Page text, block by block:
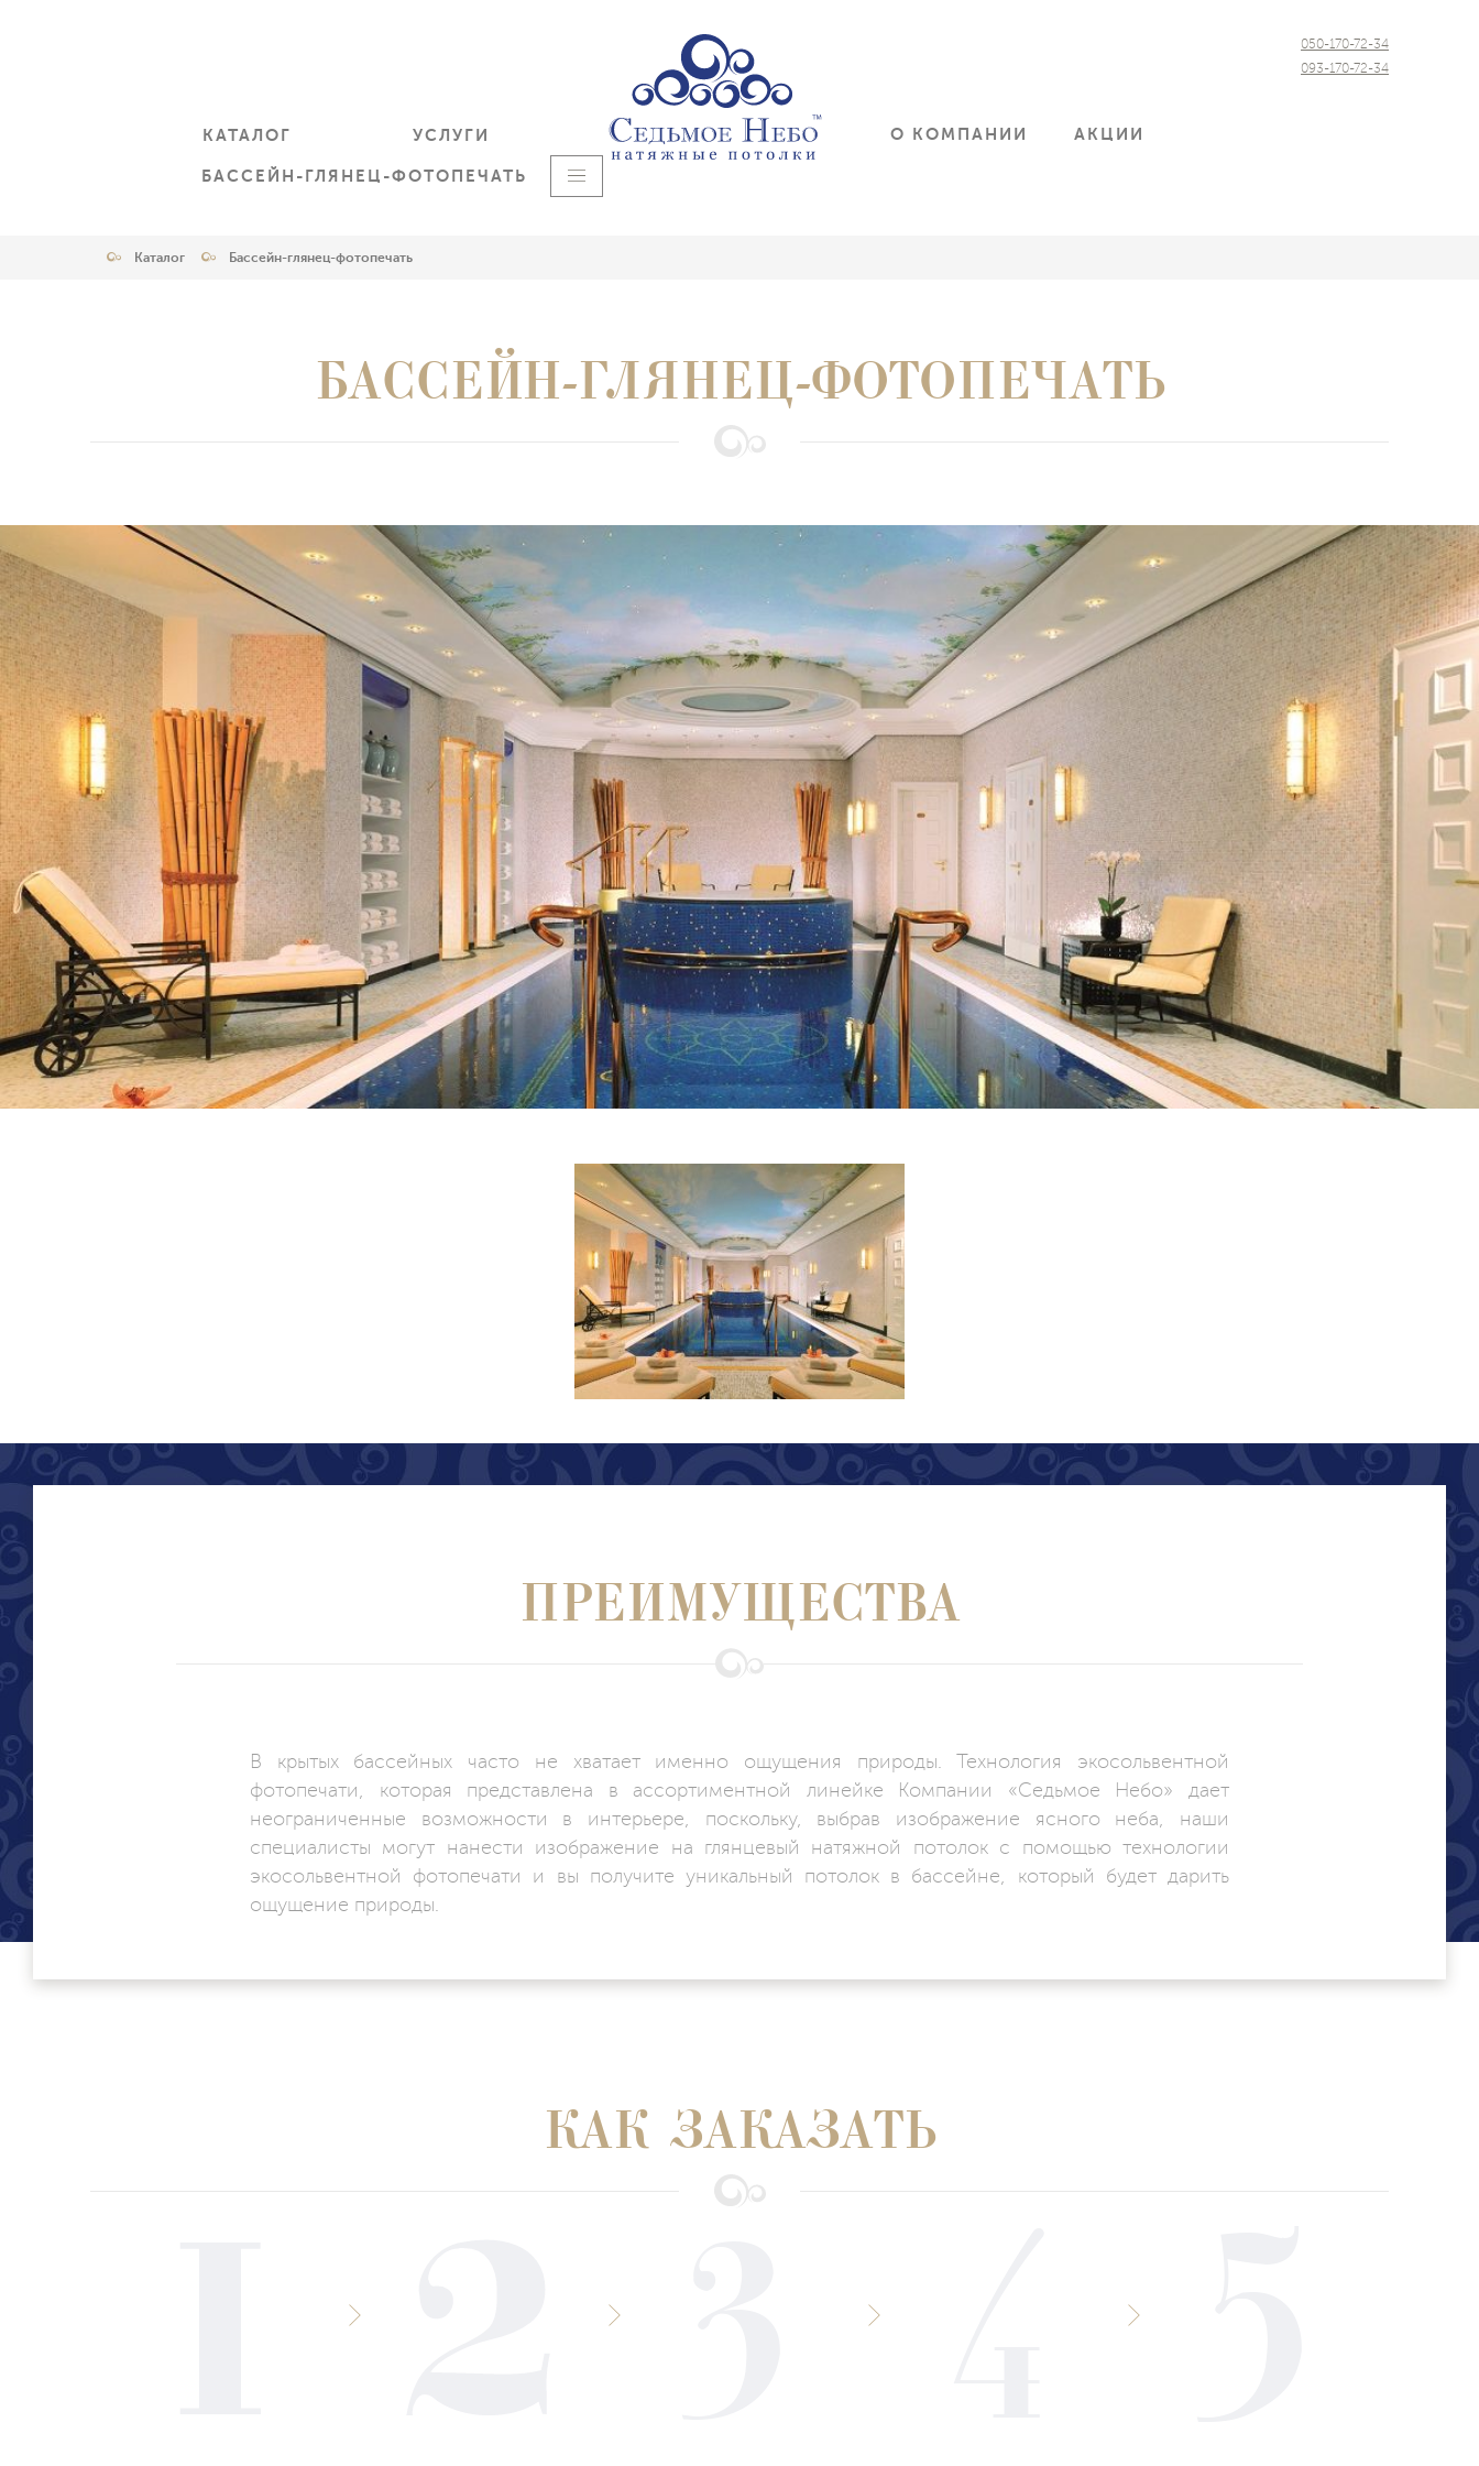
КАТАЛОГ УСЛУГИ О КОМПАНИИ АКЦИИ
БАССЕЙН-ГЛЯНЕЦ-ФОТОПЕЧАТЬ
050-170-72-34
093-170-72-34
Каталог Бассейн-глянец-фотопечать
БАССЕЙН-ГЛЯНЕЦ-ФОТОПЕЧАТЬ
ПРЕИМУЩЕСТВА
В крытых бассейных часто не хватает именно ощущения природы. Технология экосольвентной
фотопечати, которая представлена в ассортиментной линейке Компании «Седьмое Небо» дает
неограниченные возможности в интерьере, поскольку, выбрав изображение ясного неба, наши
специалисты могут нанести изображение на глянцевый натяжной потолок с помощью технологии
экосольвентной фотопечати и вы получите уникальный потолок в бассейне, который будет дарить
ощущение природы.
КАК ЗАКАЗАТЬ